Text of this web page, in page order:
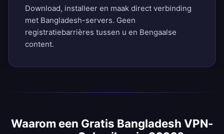
Download, installeer en maak direct verbinding
met Bangladesh-servers. Geen
registratiebarrières tussen u en Bengaalse
content.
Waarom een Gratis Bangladesh VPN-